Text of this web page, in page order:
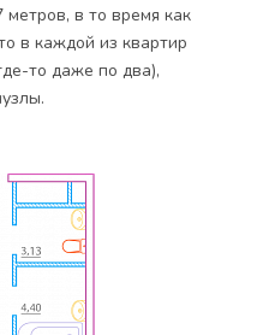
в то время как
в каждой из квартир
то даже по два),